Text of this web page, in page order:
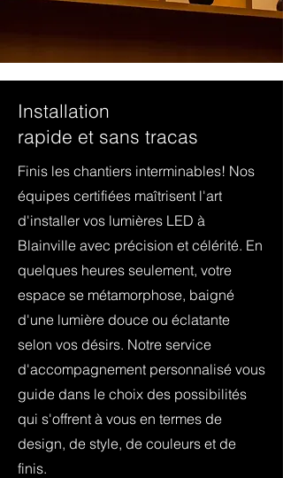
Installation
rapide et sans tracas
Finis les chantiers interminables! Nos
équipes certifiées maîtrisent l'art
d'installer vos lumières LED à
Blainville avec précision et célérité. En
quelques heures seulement, votre
espace se métamorphose, baigné
d'une lumière douce ou éclatante
selon vos désirs. Notre service
d'accompagnement personnalisé vous
guide dans le choix des possibilités
qui s'offrent à vous en termes de
design, de style, de couleurs et de
finis.